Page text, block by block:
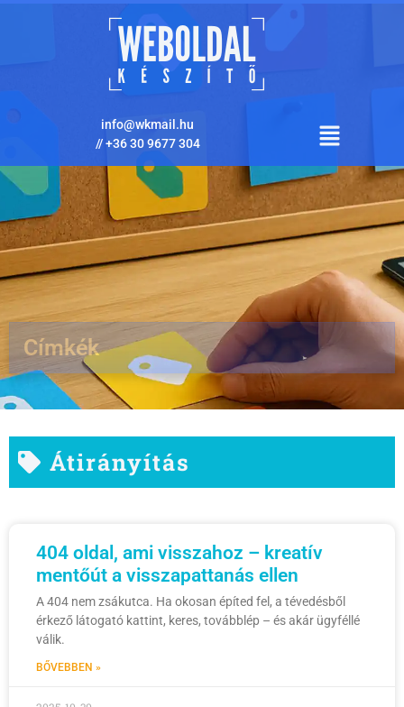
info@wkmail.hu
//+36 30 9677 304
Címkék
Átirányítás
404 oldal, ami visszahoz – kreatív
mentőút a visszapattanás ellen
A 404 nem zsákutca. Ha okosan építed fel, a tévedésből
érkező látogató kattint, keres, továbblép – és akár ügyféllé
válik.
BŐVEBBEN »